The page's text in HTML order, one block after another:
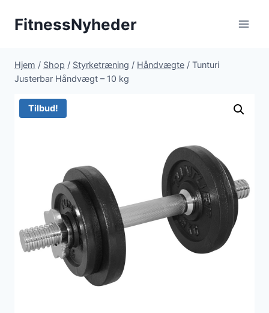
FitnessNyheder
Hjem / Shop / Styrketræning / Håndvægte / Tunturi
Justerbar Håndvægt – 10 kg
Tilbud!